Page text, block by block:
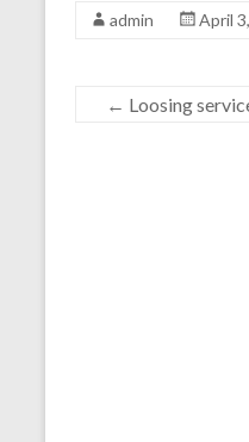
admin April
← Loosing